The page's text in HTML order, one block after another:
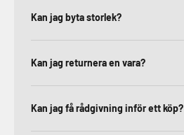
Kan jag byta storlek?
Kan jag returnera en vara?
Kan jag få rådgivning inför ett köp?